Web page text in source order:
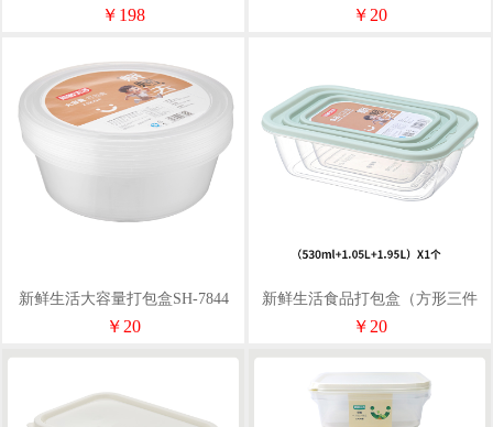
￥198 ￥20
新鲜生活大容量打包盒SH-7844
￥20
新鲜生活食品打包盒（方形三件
套）SH-7348
￥20